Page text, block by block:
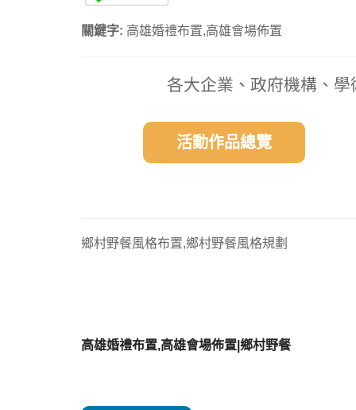
關鍵字: 高雄婚禮布置,高雄會場佈置
各大企業、政府機構、
活動作品總覽
鄉村野餐風格布置,鄉村野餐風格規劃
高雄婚禮布置,高雄會場佈置|鄉村野餐